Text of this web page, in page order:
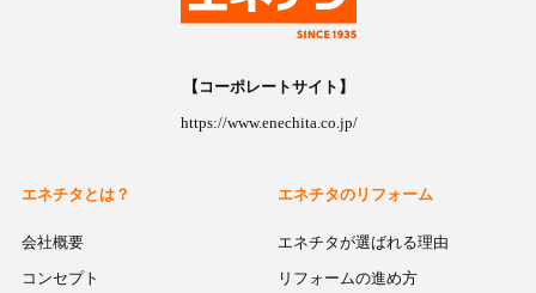
【コーポレートサイト】
https://www.enechita.co.jp/
エネチタとは？
会社概要
コンセプト
エネチタのリフォーム
エネチタが選ばれる理由
リフォームの進め方